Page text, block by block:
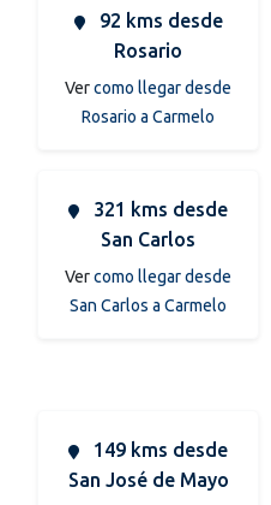
92 kms desde
Rosario
Vercomo llegar desde
Rosario a Carmelo
321 kms desde
San Carlos
Vercomo llegar desde
San Carlos a Carmelo
149 kms desde
San José de Mayo